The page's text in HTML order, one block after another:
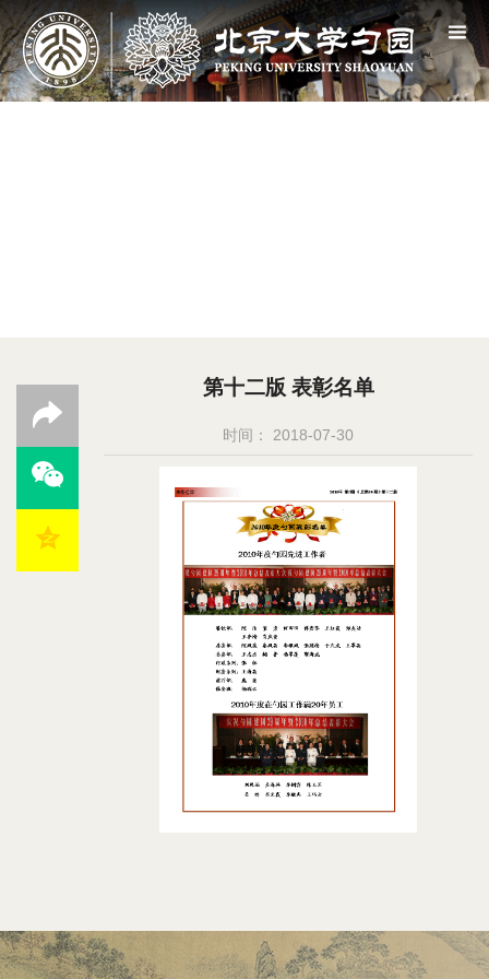
第十二版 表彰名单
时间： 2018-07-30